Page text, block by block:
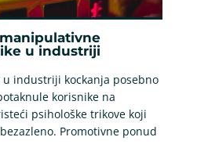
u industriji
industriji kockanja posebno
korisnike na
psihološke trikove koji
Promotivne ponud